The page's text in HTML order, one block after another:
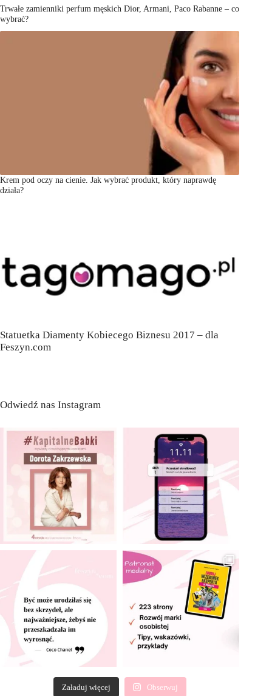
Trwałe zamienniki perfum męskich Dior, Armani, Paco Rabanne – co
wybrać?
Krem pod oczy na cienie. Jak wybrać produkt, który naprawdę
działa?
Statuetka Diamenty Kobiecego Biznesu 2017 – dla
Feszyn.com
Odwiedź nas Instagram
Załaduj więcej Obserwuj